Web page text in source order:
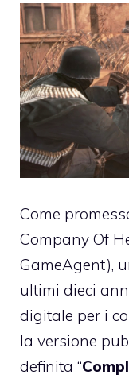
Come
Company Of
GameAgent),
ultimi dieci
digitale per i
la versione
definita “